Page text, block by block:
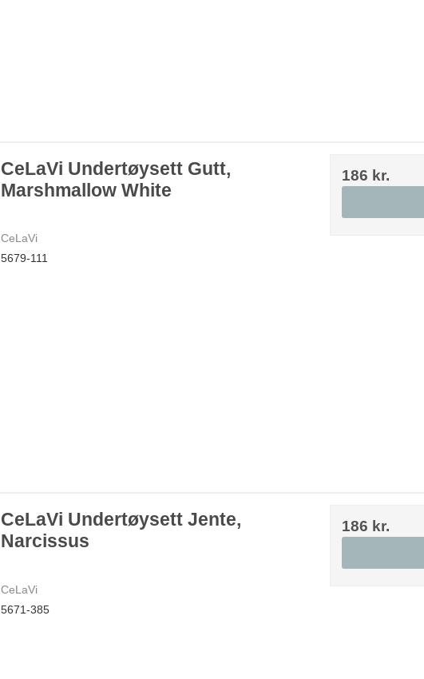
CeLaVi Undertøysett Gutt,
Marshmallow White
CeLaVi
5679-111
186 kr.
CeLaVi Undertøysett Jente,
Narcissus
CeLaVi
5671-385
186 kr.